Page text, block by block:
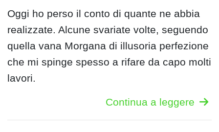
Oggi ho perso il conto di quante ne abbia
realizzate. Alcune svariate volte, seguendo
quella vana Morgana di illusoria perfezione
che mi spinge spesso a rifare da capo molti
lavori.
Continua a leggere